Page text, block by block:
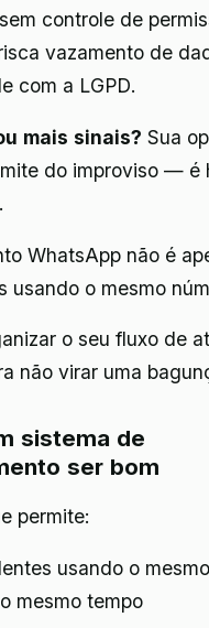
controle de
vazamento de
com a LGPD.
mais sinais? Sua
do improviso — é
WhatsApp não é
usando o mesmo
o seu fluxo de
não virar uma
sistema de
ser bom
permite:
usando o
mesmo tempo